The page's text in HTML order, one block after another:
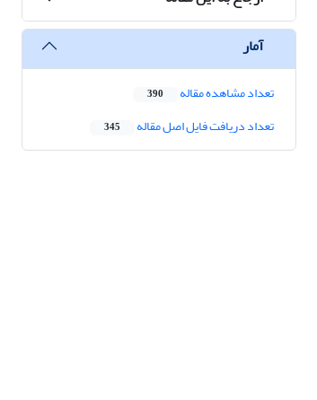
آمار
تعداد مشاهده مقاله 390
تعداد دریافت فایل اصل مقاله 345